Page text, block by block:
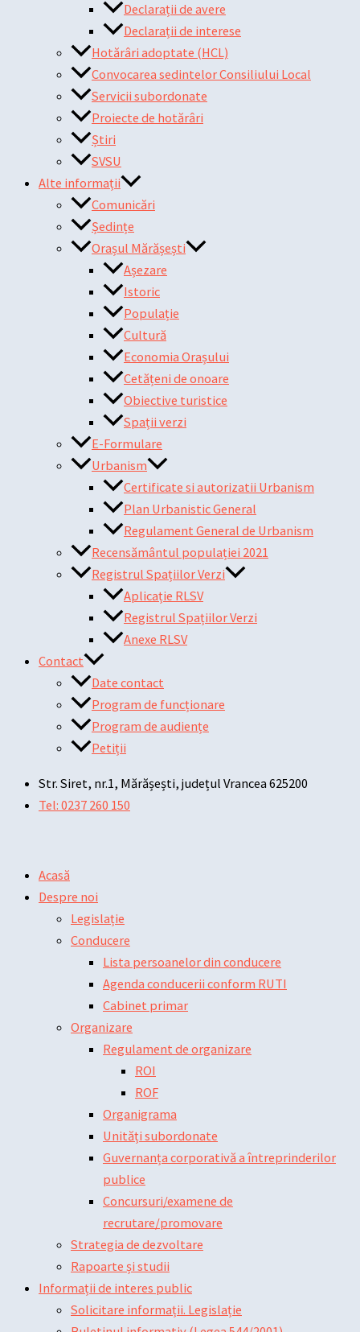
Declarații de avere
Declarații de interese
Hotărâri adoptate (HCL)
Convocarea sedintelor Consiliului Local
Servicii subordonate
Proiecte de hotărâri
Știri
SVSU
Alte informații
Comunicări
Ședințe
Orașul Mărășești
Așezare
Istoric
Populație
Cultură
Economia Orașului
Cetățeni de onoare
Obiective turistice
Spații verzi
E-Formulare
Urbanism
Certificate si autorizatii Urbanism
Plan Urbanistic General
Regulament General de Urbanism
Recensământul populației 2021
Registrul Spațiilor Verzi
Aplicație RLSV
Registrul Spațiilor Verzi
Anexe RLSV
Contact
Date contact
Program de funcționare
Program de audiențe
Petiții
Str. Siret, nr.1, Mărășești, județul Vrancea 625200
Tel: 0237 260 150
Acasă
Despre noi
Legislație
Conducere
Lista persoanelor din conducere
Agenda conducerii conform RUTI
Cabinet primar
Organizare
Regulament de organizare
ROI
ROF
Organigrama
Unități subordonate
Guvernanța corporativă a întreprinderilor
publice
Concursuri/examene de
recrutare/promovare
Strategia de dezvoltare
Rapoarte și studii
Informații de interes public
Solicitare informații. Legislație